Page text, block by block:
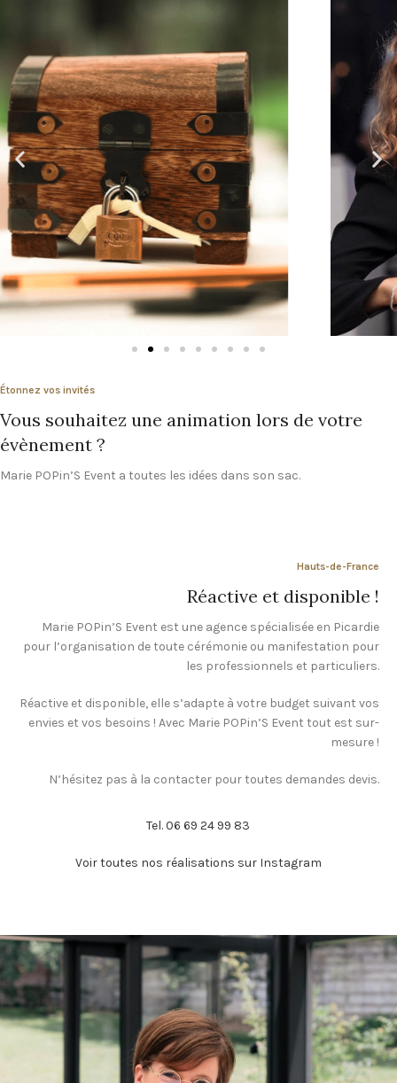
Étonnez vos invités
Vous souhaitez une animation lors de votre
évènement ?
Marie POPin’S Event a toutes les idées dans son sac.
Hauts-de-France
Réactive et disponible !
Marie POPin’S Event est une agence spécialisée en Picardie
pour l’organisation de toute cérémonie ou manifestation pour
les professionnels et particuliers.
Réactive et disponible, elle s’adapte à votre budget suivant vos
envies et vos besoins ! Avec Marie POPin’S Event tout est sur-
mesure !
N’hésitez pas à la contacter pour toutes demandes devis.
Tel. 06 69 24 99 83
Voir toutes nos réalisations sur Instagram